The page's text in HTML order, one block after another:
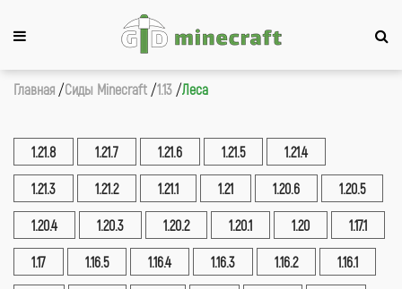
Главная Сиды Minecraft 1.13 Леса
1.21.8 1.21.7 1.21.6 1.21.5 1.21.4
1.21.3 1.21.2 1.21.1 1.21 1.20.6 1.20.5
1.20.4 1.20.3 1.20.2 1.20.1 1.20 1.17.1
1.17 1.16.5 1.16.4 1.16.3 1.16.2 1.16.1